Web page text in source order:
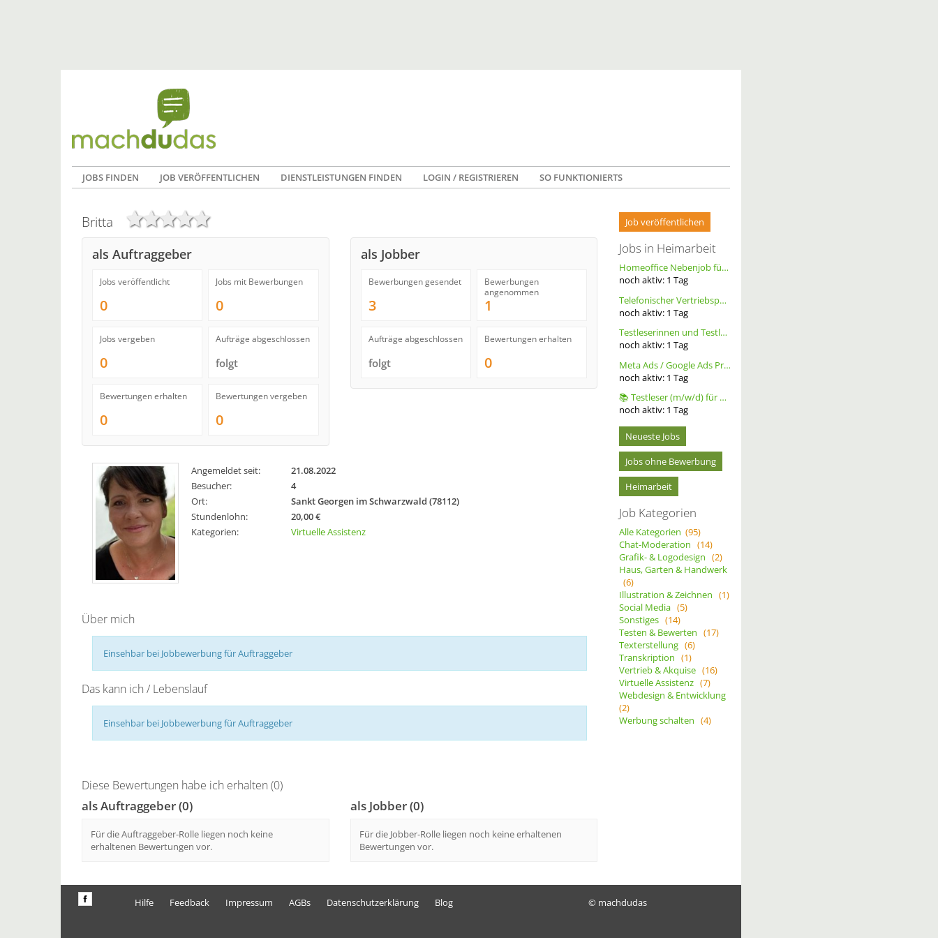
JOBS FINDEN JOB VERÖFFENTLICHEN DIENSTLEISTUNGEN FINDEN LOGIN / REGISTRIEREN SO FUNKTIONIERTS
Britta
als Auftraggeber
Jobs veröffentlicht
0
Jobs mit Bewerbungen
0
Jobs vergeben
0
Aufträge abgeschlossen
folgt
Bewertungen erhalten
0
Bewertungen vergeben
0
als Jobber
Bewerbungen gesendet
3
Bewerbungen
angenommen
1
Aufträge abgeschlossen
folgt
Bewertungen erhalten
0
Angemeldet seit:
21.08.2022
Besucher:
4
Ort:
Sankt Georgen im Schwarzwald (78112)
Stundenlohn:
20,00 €
Kategorien:
Virtuelle Assistenz
Über mich
Einsehbar bei Jobbewerbung für Auftraggeber
Das kann ich / Lebenslauf
Einsehbar bei Jobbewerbung für Auftraggeber
Diese Bewertungen habe ich erhalten (0)
als Auftraggeber (0)
Für die Auftraggeber-Rolle liegen noch keine
erhaltenen Bewertungen vor.
als Jobber (0)
Für die Jobber-Rolle liegen noch keine erhaltenen
Bewertungen vor.
Job veröffentlichen
Jobs in Heimarbeit
Homeoffice Nebenjob für Datenerfassung & Terminmanagement – 100 % Remote als Freelancer m/w/d
noch aktiv: 1 Tag
Telefonischer Vertriebspartner
noch aktiv: 1 Tag
Testleserinnen und Testleser für neues Buch gesucht
noch aktiv: 1 Tag
Meta Ads / Google Ads Profi (m/w/d)
noch aktiv: 1 Tag
📚 Testleser (m/w/d) für Bücher gesucht – langfristige Zusammenarbeit
noch aktiv: 1 Tag
Neueste Jobs
Jobs ohne Bewerbung
Heimarbeit
Job Kategorien
Alle Kategorien (95)
Chat-Moderation (14)
Grafik- & Logodesign (2)
Haus, Garten & Handwerk
(6)
Illustration & Zeichnen (1)
Social Media (5)
Sonstiges (14)
Testen & Bewerten (17)
Texterstellung (6)
Transkription (1)
Vertrieb & Akquise (16)
Virtuelle Assistenz (7)
Webdesign & Entwicklung
(2)
Werbung schalten (4)
Hilfe Feedback Impressum AGBs Datenschutzerklärung Blog © machdudas